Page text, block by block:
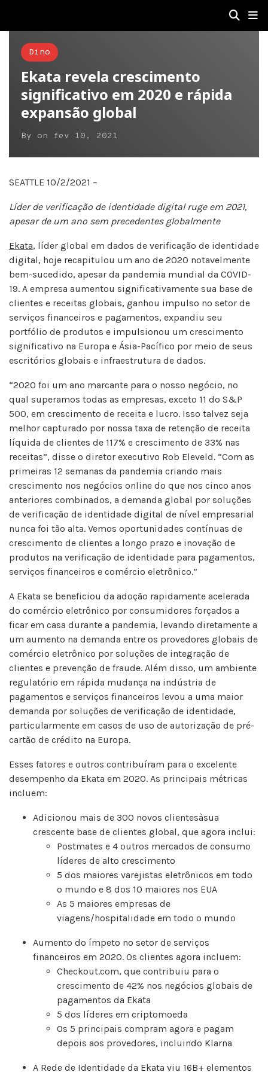
Dino
Ekata revela crescimento
significativo em 2020 e rápida
expansão global
By on fev 10, 2021
SEATTLE 10/2/2021 –
Líder de verificação de identidade digital ruge em 2021,
apesar de um ano sem precedentes globalmente
Ekata, líder global em dados de verificação de identidade
digital, hoje recapitulou um ano de 2020 notavelmente
bem-sucedido, apesar da pandemia mundial da COVID-
19. A empresa aumentou significativamente sua base de
clientes e receitas globais, ganhou impulso no setor de
serviços financeiros e pagamentos, expandiu seu
portfólio de produtos e impulsionou um crescimento
significativo na Europa e Ásia-Pacífico por meio de seus
escritórios globais e infraestrutura de dados.
“2020 foi um ano marcante para o nosso negócio, no
qual superamos todas as empresas, exceto 11 do S&P
500, em crescimento de receita e lucro. Isso talvez seja
melhor capturado por nossa taxa de retenção de receita
líquida de clientes de 117% e crescimento de 33% nas
receitas”, disse o diretor executivo Rob Eleveld. “Com as
primeiras 12 semanas da pandemia criando mais
crescimento nos negócios online do que nos cinco anos
anteriores combinados, a demanda global por soluções
de verificação de identidade digital de nível empresarial
nunca foi tão alta. Vemos oportunidades contínuas de
crescimento de clientes a longo prazo e inovação de
produtos na verificação de identidade para pagamentos,
serviços financeiros e comércio eletrônico.”
A Ekata se beneficiou da adoção rapidamente acelerada
do comércio eletrônico por consumidores forçados a
ficar em casa durante a pandemia, levando diretamente a
um aumento na demanda entre os provedores globais de
comércio eletrônico por soluções de integração de
clientes e prevenção de fraude. Além disso, um ambiente
regulatório em rápida mudança na indústria de
pagamentos e serviços financeiros levou a uma maior
demanda por soluções de verificação de identidade,
particularmente em casos de uso de autorização de pré-
cartão de crédito na Europa.
Esses fatores e outros contribuíram para o excelente
desempenho da Ekata em 2020. As principais métricas
incluem:
Adicionou mais de 300 novos clientesàsua
crescente base de clientes global, que agora inclui:
Postmates e 4 outros mercados de consumo
líderes de alto crescimento
5 dos maiores varejistas eletrônicos em todo
o mundo e 8 dos 10 maiores nos EUA
As 5 maiores empresas de
viagens/hospitalidade em todo o mundo
Aumento do ímpeto no setor de serviços
financeiros em 2020. Os clientes agora incluem:
Checkout.com, que contribuiu para o
crescimento de 42% nos negócios globais de
pagamentos da Ekata
5 dos líderes em criptomoeda
Os 5 principais compram agora e pagam
depois aos provedores, incluindo Klarna
A Rede de Identidade da Ekata viu 16B+ elementos